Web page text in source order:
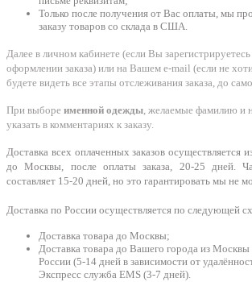
Только после получения от Вас оплаты, мы
заказу товаров со склада в США.
Далее в личном кабинете (если Вы
оформлении заказа) или на Вашем e-mail (если не
будете видеть все этапы отслеживания заказа, до
При выборе именной одежды, желаемые фамилию и
указать в комментариях к заказу.
Доставка всех оплаченных заказов
до Москвы, после оплаты заказа, 20-25 дней.
составляет 15-20 дней, но это гарантировать мы не
Доставка по России осуществляется по следующей
Доставка товара до Москвы;
Доставка товара до Вашего города из
России (5-14 дней в зависимости от
Экспресс служба EMS (3-7 дней).